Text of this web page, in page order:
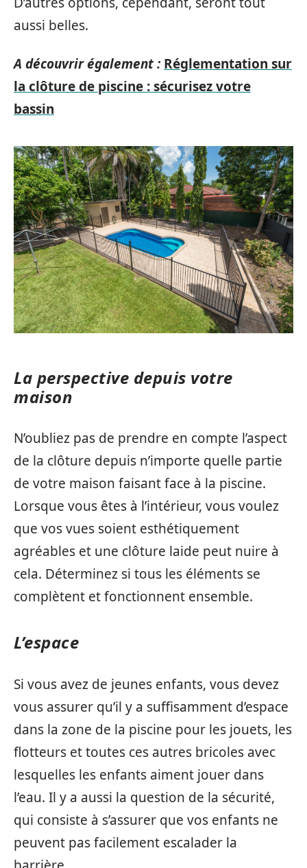
aussi belles.
A découvrir également : Réglementation sur
la clôture de piscine : sécurisez votre
bassin
La perspective depuis votre
maison
N’oubliez pas de prendre en compte l’aspect
de la clôture depuis n’importe quelle partie
de votre maison faisant face à la piscine.
Lorsque vous êtes à l’intérieur, vous voulez
que vos vues soient esthétiquement
agréables et une clôture laide peut nuire à
cela. Déterminez si tous les éléments se
complètent et fonctionnent ensemble.
L’espace
Si vous avez de jeunes enfants, vous devez
vous assurer qu’il y a suffisamment d’espace
dans la zone de la piscine pour les jouets, les
flotteurs et toutes ces autres bricoles avec
lesquelles les enfants aiment jouer dans
l’eau. Il y a aussi la question de la sécurité,
qui consiste à s’assurer que vos enfants ne
peuvent pas facilement escalader la